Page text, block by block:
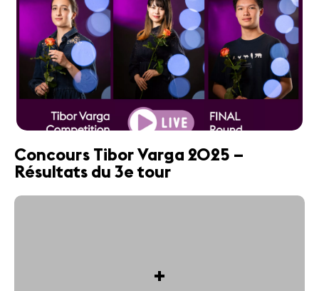
Concours Tibor Varga 2025 –
Résultats du 3e tour
+